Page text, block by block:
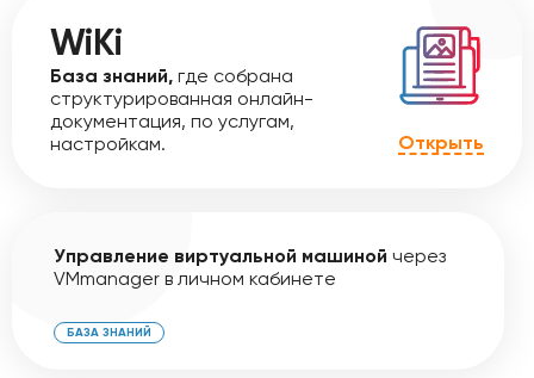
WiKi
База знаний, где собрана
структурированная онлайн-
документация, по услугам,
настройкам.
Открыть
Управление виртуальной машиной через
VMmanager в личном кабинете
БАЗА ЗНАНИЙ